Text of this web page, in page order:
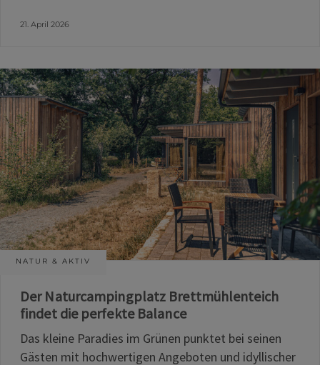
21. April 2026
NATUR & AKTIV
Der Naturcampingplatz Brettmühlenteich
findet die perfekte Balance
Das kleine Paradies im Grünen punktet bei seinen
Gästen mit hochwertigen Angeboten und idyllischer